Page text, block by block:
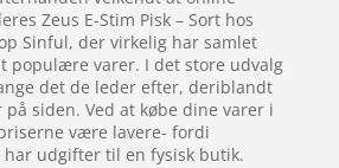
Zeus E-Stim Pisk – Sort hos
Sinful, der virkelig har samlet
populære varer. I det store udvalg
det de leder efter, deriblandt
siden. Ved at købe dine varer i
være lavere- fordi
har udgifter til en fysisk butik.